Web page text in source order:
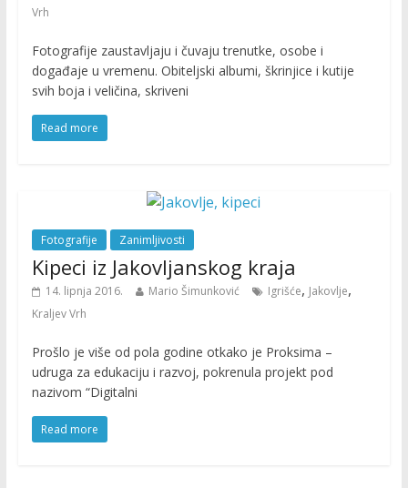
Vrh
Fotografije zaustavljaju i čuvaju trenutke, osobe i
događaje u vremenu. Obiteljski albumi, škrinjice i kutije
svih boja i veličina, skriveni
Read more
Fotografije Zanimljivosti
Kipeci iz Jakovljanskog kraja
14. lipnja 2016. Mario Šimunković Igrišće, Jakovlje,
Kraljev Vrh
Prošlo je više od pola godine otkako je Proksima –
udruga za edukaciju i razvoj, pokrenula projekt pod
nazivom “Digitalni
Read more